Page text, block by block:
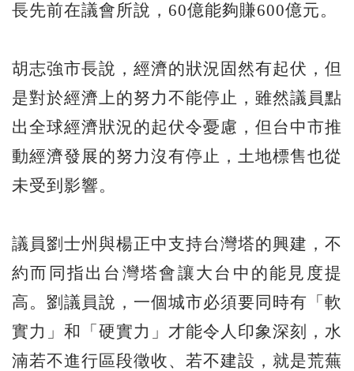
長先前在議會所說，60億能夠賺600億元。
胡志強市長說，經濟的狀況固然有起伏，但
是對於經濟上的努力不能停止，雖然議員點
出全球經濟狀況的起伏令憂慮，但台中市推
動經濟發展的努力沒有停止，土地標售也從
未受到影響。
議員劉士州與楊正中支持台灣塔的興建，不
約而同指出台灣塔會讓大台中的能見度提
高。劉議員說，一個城市必須要同時有「軟
實力」和「硬實力」才能令人印象深刻，水
湳若不進行區段徵收、若不建設，就是荒蕪